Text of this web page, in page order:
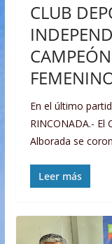
CLUB
En el último
RINCONADA.- El
Alborada se
Leer más